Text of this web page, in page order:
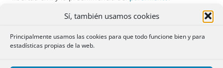
Sí, también usamos cookies
Principalmente usamos las cookies para que todo funcione bien y para
estadísticas propias de la web.
remisiones al Código Civilhan de considerarse
dinámicas y no estáticas en el tiempo al derogarse la
Disposición Adicional Única